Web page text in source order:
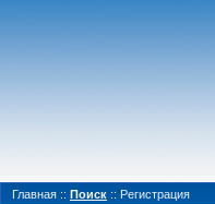
Главная :: Поиск :: Регистрация